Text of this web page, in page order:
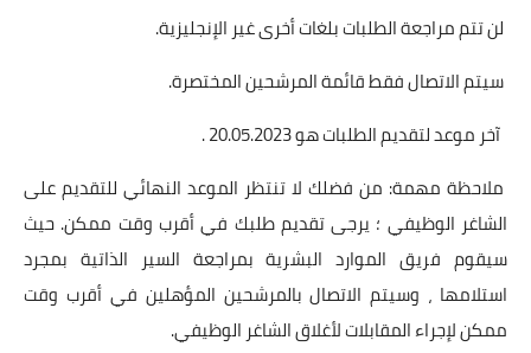
لن تتم مراجعة الطلبات بلغات أخرى غير الإنجليزية.
سيتم الاتصال فقط قائمة المرشحين المختصرة.
آخر موعد لتقديم الطلبات هو 20.05.2023 .
ملاحظة مهمة: من فضلك لا تنتظر الموعد النهائي للتقديم على
الشاغر الوظيفي ؛ يرجى تقديم طلبك في أقرب وقت ممكن. حيث
سيقوم فريق الموارد البشرية بمراجعة السير الذاتية بمجرد
استلامها ، وسيتم الاتصال بالمرشحين المؤهلين في أقرب وقت
ممكن لإجراء المقابلات لأغلاق الشاغر الوظيفي.